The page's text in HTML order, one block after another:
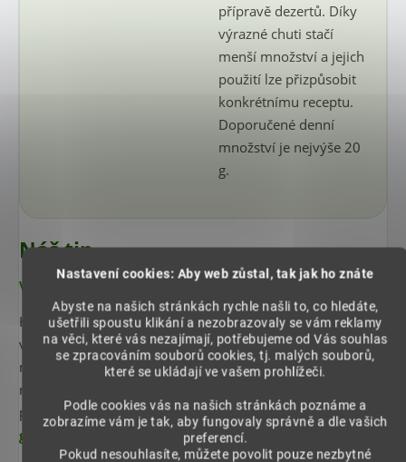
Nastavení cookies: Aby web zůstal, tak jak ho znáte
Abyste na našich stránkách rychle našli to, co hledáte,
ušetřili spoustu klikání a nezobrazovaly se vám reklamy
na věci, které vás nezajímají, potřebujeme od Vás souhlas
se zpracováním souborů cookies, tj. malých souborů,
které se ukládají ve vašem prohlížeči.
Podle cookies vás na našich stránkách poznáme a
zobrazíme vám je tak, aby fungovaly správně a dle vašich
preferencí.
Pokud nesouhlasíte, můžete povolit pouze nezbytné
přípravě dezertů. Díky
výrazné chuti stačí
menší množství a jejich
použití lze přizpůsobit
konkrétnímu receptu.
Doporučené denní
množství je nejvýše 20
g.
Náš tip
Využití v kuchyni i výhodnější zásoba
Kakaové boby můžete jíst samostatně jako chuťově
výraznou svačinku, přidat je do snídaňové kaše, müsli
nebo domácího dezertu. Před konzumací je lze také
rozdělit na menší kousky. Pokud chcete mít větší zásobu,
produkt je dostupný také vezvýhodněném 500
gramovém balení.